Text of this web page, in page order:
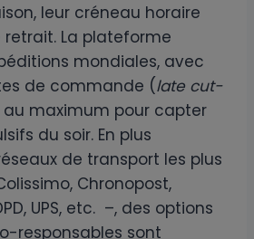
leur créneau horaire
La plateforme
mondiales, avec
de commande (late cut-
au maximum pour capter
du soir. En plus
de transport les plus
Chronopost,
UPS, etc. –, des options
responsables sont